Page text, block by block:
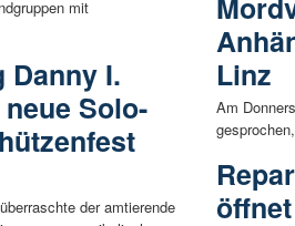
mit
Danny I.
Solo-
der amtierende
Linz
Am